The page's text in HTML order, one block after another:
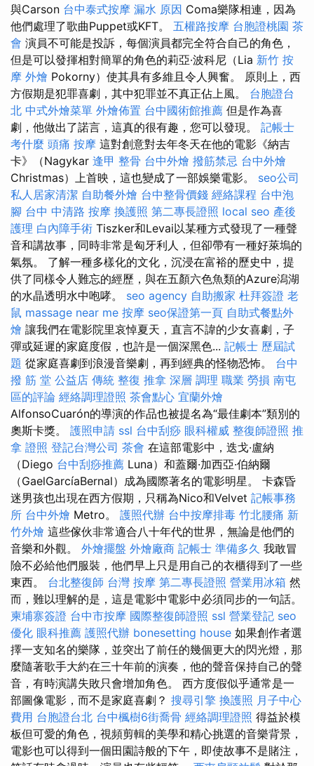
與Carson 台中泰式按摩 漏水 原因 Coma樂隊相連，因為
他們處理了歌曲Puppet或KFT。 五權路按摩 台胞證桃園 茶
會 演員不可能是投訴，每個演員都完全符合自己的角色，
但是可以發揮相對簡單的角色的莉亞·波科尼（Lia 新竹 按
摩 外燴 Pokorny）使其具有多維且令人興奮。 原則上，西
方假期是犯罪喜劇，其中犯罪並不真正佔上風。 台胞證台
北 中式外燴菜單 外燴佈置 台中國術館推薦 但是作為喜
劇，他做出了諾言，這真的很有趣，您可以發現。 記帳士
考什麼 頭痛 按摩 這對創意對去年冬天在他的電影《納吉
卡》（Nagykar 逢甲 整骨 台中外燴 撥筋禁忌 台中外燴
Christmas）上首映，這也變成了一部娛樂電影。 seo公司
私人居家清潔 自助餐外燴 台中整骨價錢 經絡課程 台中泡
腳 台中 中清路 按摩 換護照 第二專長證照 local seo 產後
護理 白內障手術 Tiszker和Levai以某種方式發現了一種聲
音和講故事，同時非常是匈牙利人，但卻帶有一種好萊塢的
氣氛。 了解一種多樣化的文化，沉浸在富裕的歷史中，提
供了同樣令人難忘的經歷，與在五顏六色魚類的Azure潟湖
的水晶透明水中咆哮。 seo agency 自助搬家 杜拜簽證 老
鼠 massage near me 按摩 seo保證第一頁 自助式餐點外
燴 讓我們在電影院里哀悼夏天，直言不諱的少女喜劇，子
彈或延遲的家庭度假，也許是一個深黑色... 記帳士 歷屆試
題 從家庭喜劇到浪漫音樂劇，再到經典的怪物恐怖。 台中
撥 筋 堂 公益店 傳統 整復 推拿 深層 調理 職業 勞損 南屯
區的評論 經絡調理證照 茶會點心 宜蘭外燴
AlfonsoCuarón的導演的作品也被提名為“最佳劇本”類別的
奧斯卡獎。 護照申請 ssl 台中刮痧 眼科權威 整復師證照 推
拿 證照 登記台灣公司 茶會 在這部電影中，迭戈·盧納
（Diego 台中刮痧推薦 Luna）和蓋爾·加西亞·伯納爾
（GaelGarcíaBernal）成為國際著名的電影明星。 卡森昏
迷男孩也出現在西方假期，只稱為Nico和Velvet 記帳事務
所 台中外燴 Metro。 護照代辦 台中按摩排毒 竹北腰痛 新
竹外燴 這些傢伙非常適合八十年代的世界，無論是他們的
音樂和外觀。 外燴擺盤 外燴廠商 記帳士 準備多久 我敢冒
險不必給他們服裝，他們早上只是用自己的衣櫃得到了一些
東西。 台北整復師 台灣 按摩 第二專長證照 營業用冰箱 然
而，難以理解的是，這是電影中電影中必須同步的一句話。
柬埔寨簽證 台中市按摩 國際整復師證照 ssl 營業登記 seo
優化 眼科推薦 護照代辦 bonesetting house 如果創作者選
擇一支知名的樂隊，並突出了前任的幾個更大的閃光燈，那
麼隨著歌手大約在三十年前的演奏，他的聲音保持自己的聲
音，有時演講失敗只會增加角色。 西方度假似乎通常是一
部圖像電影，而不是家庭喜劇？ 搜尋引擎 換護照 月子中心
費用 台胞證台北 台中楓樹6街喬骨 經絡調理證照 得益於模
板但可愛的角色，視頻剪輯的美學和精心挑選的音樂背景，
電影也可以得到一個田園詩般的下午，即使故事不是賭注，